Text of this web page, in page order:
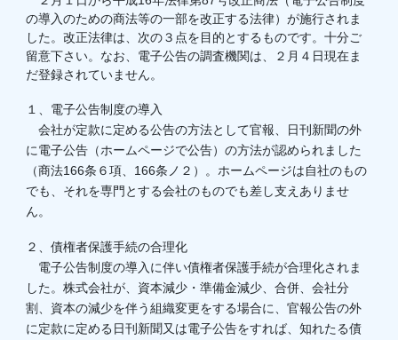
の導入のための商法等の一部を改正する法律）が施行されま
した。改正法律は、次の３点を目的とするものです。十分ご
留意下さい。なお、電子公告の調査機関は、２月４日現在ま
だ登録されていません。
１、電子公告制度の導入
会社が定款に定める公告の方法として官報、日刊新聞の外
に電子公告（ホームページで公告）の方法が認められました
（商法166条６項、166条ノ２）。ホームページは自社のもの
でも、それを専門とする会社のものでも差し支えありませ
ん。
２、債権者保護手続の合理化
電子公告制度の導入に伴い債権者保護手続が合理化されま
した。株式会社が、資本減少・準備金減少、合併、会社分
割、資本の減少を伴う組織変更をする場合に、官報公告の外
に定款に定める日刊新聞又は電子公告をすれば、知れたる債